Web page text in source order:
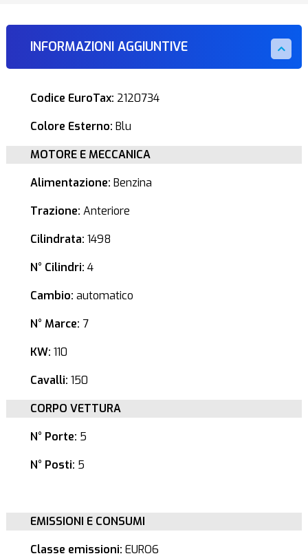
INFORMAZIONI AGGIUNTIVE
Codice EuroTax: 2120734
Colore Esterno: Blu
MOTORE E MECCANICA
Alimentazione: Benzina
Trazione: Anteriore
Cilindrata: 1498
N° Cilindri: 4
Cambio: automatico
N° Marce: 7
KW: 110
Cavalli: 150
CORPO VETTURA
N° Porte: 5
N° Posti: 5
EMISSIONI E CONSUMI
Classe emissioni: EURO6